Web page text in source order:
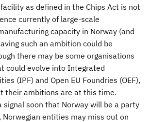
as defined in the Chips Act is not
currently of large-scale
capacity in Norway (and
such an ambition could be
there may be some organisations
could evolve into Integrated
(IPF) and Open EU Foundries (OEF),
their ambitions are at this time.
signal soon that Norway will be a party
Norwegian entities may miss out on